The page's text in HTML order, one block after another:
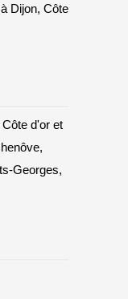
Dijon, Côte
d'or et
Georges,